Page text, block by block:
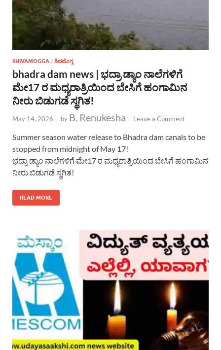
SHIVAMOGGA / ಶಿವಮೊಗ್ಗ
bhadra dam news | ಭದ್ರಾ ಡ್ಯಾಂ ನಾಲೆಗಳಿಗೆ
ಮೇ17 ರ ಮಧ್ಯರಾತ್ರಿಯಿಂದ ಬೇಸಿಗೆ ಹಂಗಾಮಿನ
ನೀರು ಬಿಡುಗಡೆ ಸ್ಥಗಿತ!
May 14, 2026 - by B. Renukesha - Leave a Comment
Summer season water release to Bhadra dam canals to be
stopped from midnight of May 17!
ಭದ್ರಾ ಡ್ಯಾಂ ನಾಲೆಗಳಿಗೆ ಮೇ17 ರ ಮಧ್ಯರಾತ್ರಿಯಿಂದ ಬೇಸಿಗೆ ಹಂಗಾಮಿನ
ನೀರು ಬಿಡುಗಡೆ ಸ್ಥಗಿತ!
READ MORE